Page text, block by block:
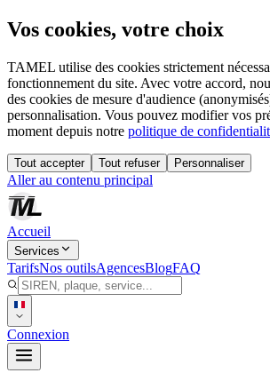
Vos cookies, votre choix
TAMEL utilise des cookies strictement
fonctionnement du site. Avec votre accord,
des cookies de mesure d'audience
personnalisation. Vous pouvez modifier vos
moment depuis notre politique de
Tout accepter Tout refuser Personnaliser
Aller au contenu principal
Accueil
Services
TarifsNos outilsAgencesBlogFAQ
Connexion